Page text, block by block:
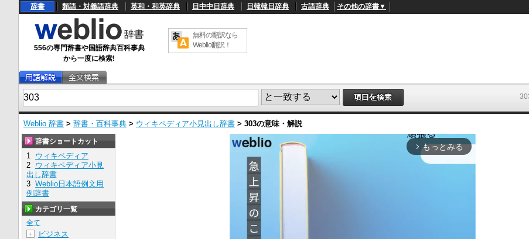
辞書 類語・対義語辞典 英和・和英辞典 日中中日辞典 日韓韓日辞典 古語辞典 その他の辞書▼
556の専門辞書や国語辞典百科事典
から一度に検索!
無料の翻訳なら
Weblio翻訳！
Weblio 辞書 > 辞書・百科事典 > ウィキペディア小見出し辞書 > 303の意味・解説
arrow_forward_ios もっとみる
辞書ショートカット
1 ウィキペディア
2 ウィキペディア小見
出し辞書
3 Weblio日本語例文用
例辞書
カテゴリ一覧
全て
＋
ビジネス